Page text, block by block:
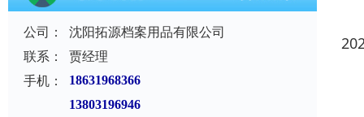
公司：
沈阳拓源档案用品有限公司
联系：
贾经理
手机：
18631968366
13803196946